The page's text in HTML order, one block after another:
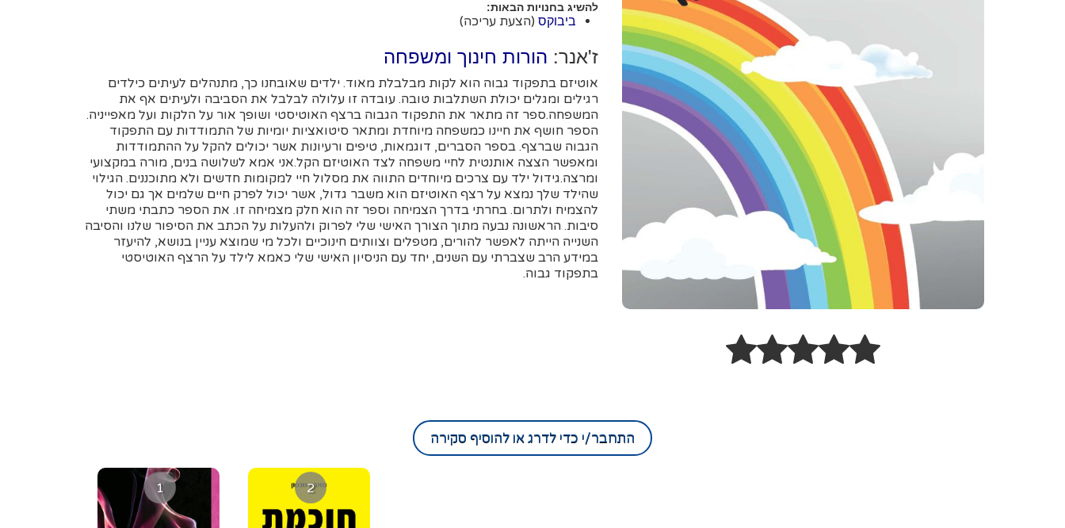
להשיג בחנויות הבאות:
ביבוקס (הצעת עריכה)
ז'אנר: הורות חינוך ומשפחה
אוטיזם בתפקוד גבוה הוא לקות מבלבלת מאוד. ילדים שאובחנו כך, מתנהלים לעיתים כילדים
רגילים ומגלים יכולת השתלבות טובה. עובדה זו עלולה לבלבל את הסביבה ולעיתים אף את
המשפחה.ספר זה מתאר את התפקוד הגבוה ברצף האוטיסטי ושופך אור על הלקות ועל מאפייניה.
הספר חושף את חיינו כמשפחה מיוחדת ומתאר סיטואציות יומיות של התמודדות עם התפקוד
הגבוה שברצף. בספר הסברים, דוגמאות, טיפים ורעיונות אשר יכולים להקל על ההתמודדות
ומאפשר הצצה אותנטית לחיי משפחה לצד האוטיזם הקל.אני אמא לשלושה בנים, מורה במקצועי
ומרצה.גידול ילד עם צרכים מיוחדים התווה את מסלול חיי למקומות חדשים ולא מתוכננים. הגילוי
שהילד שלך נמצא על רצף האוטיזם הוא משבר גדול, אשר יכול לפרק חיים שלמים אך גם יכול
להצמיח ולתרום. בחרתי בדרך הצמיחה וספר זה הוא חלק מצמיחה זו. את הספר כתבתי משתי
סיבות. הראשונה נבעה מתוך הצורך האישי שלי לפרוק ולהעלות על הכתב את הסיפור שלנו והסיבה
השנייה הייתה לאפשר להורים, מטפלים וצוותים חינוכיים ולכל מי שמוצא עניין בנושא, להיעזר
במידע הרב שצברתי עם השנים, יחד עם הניסיון האישי שלי כאמא לילד על הרצף האוטיסטי
בתפקוד גבוה.
התחבר/י כדי לדרג או להוסיף סקירה
1 2